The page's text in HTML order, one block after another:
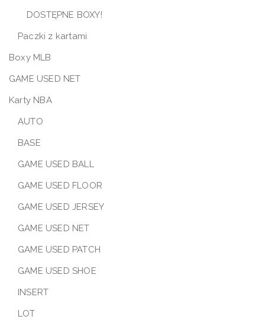
DOSTĘPNE BOXY!
Paczki z kartami
Boxy MLB
GAME USED NET
Karty NBA
AUTO
BASE
GAME USED BALL
GAME USED FLOOR
GAME USED JERSEY
GAME USED NET
GAME USED PATCH
GAME USED SHOE
INSERT
LOT